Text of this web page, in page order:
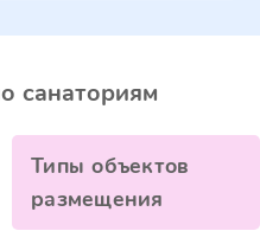
санаториям
Типы объектов
размещения